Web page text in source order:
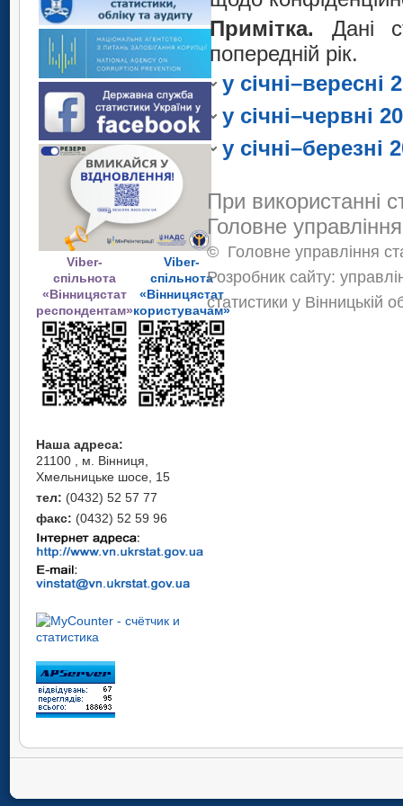
Viber-
спільнота
«Вінницястат
респондентам»
Viber-
спільнота
«Вінницястат
користувачам»
Наша адреса:
21100 , м. Вінниця,
Хмельницьке шосе, 15
тел: (0432) 52 57 77
факс: (0432) 52 59 96
Примітка.
Дані
попередній рік.
у січні–вересні
забезпечення
державну
інформації.
у січні–червні
Ямпільський
Символ (к) –
забезпечення
державну
інформації.
у січні–березні
Ямпільський
Символ (к) –
забезпечення
державну
інформації.
При використанні
Головне
© Головне управління
Розробник сайту:
статистики у Вінницькій